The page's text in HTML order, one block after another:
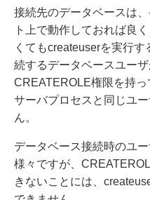
接続先のデータベースは
ト上で動作しておれば良
くてもcreateuserを実行
続するデータベースユー
CREATEROLE権限を持
サーバプロセスと同じユ
ん。
データベース接続時のユ
様々ですが、
きないことには、